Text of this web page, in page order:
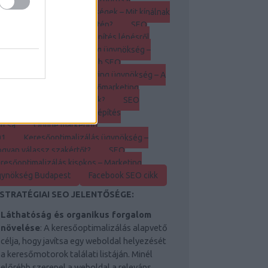
SEO ügynökségek – Mit kínálnak
keresőoptimalizálás területén?
SEO
Budapest – Linképítés lépésről
Keresőmarketing ügynökség –
Legjobb SEO
Keresőmarketing ügynökség – A
Keresőmarketing
– Hogyan működik?
SEO
– A hatékony linképítés
Online marketing
Keresőoptimalizálás ügynökség –
válassz szakértőt?
SEO
kisokos – Marketing
Budapest
Facebook SEO cikk
SEO JELENTŐSÉGE:
Láthatóság és organikus forgalom
növelése: A keresőoptimalizálás alapvető
célja, hogy javítsa egy weboldal helyezését
a keresőmotorok találati listáján. Minél